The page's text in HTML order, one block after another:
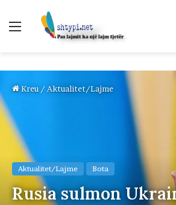
Menu
Kreu / Aktualitet/Lajme
Aktualitet/Lajme Bota
Rusia sulmon